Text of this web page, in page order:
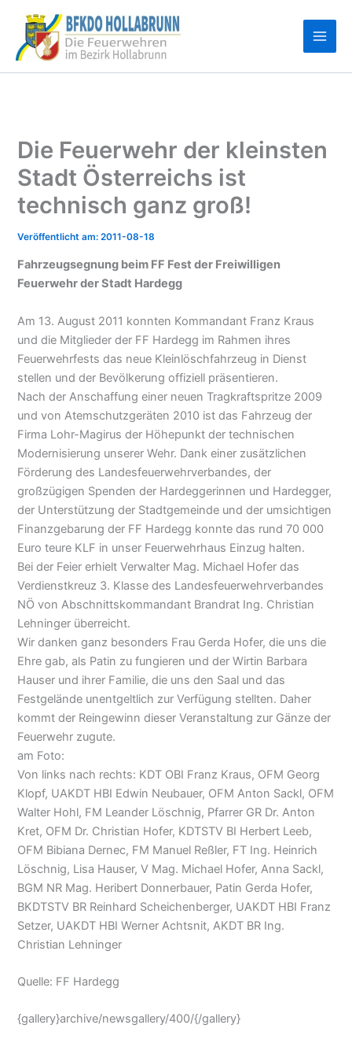
Inhalt
springen
Die Feuerwehr der kleinsten
Stadt Österreichs ist
technisch ganz groß!
2011-08-18
Fahrzeugsegnung beim FF Fest der Freiwilligen
Feuerwehr der Stadt Hardegg
Am 13. August 2011 konnten Kommandant Franz Kraus
und die Mitglieder der FF Hardegg im Rahmen ihres
Feuerwehrfests das neue Kleinlöschfahrzeug in Dienst
stellen und der Bevölkerung offiziell präsentieren.
Nach der Anschaffung einer neuen Tragkraftspritze 2009
und von Atemschutzgeräten 2010 ist das Fahrzeug der
Firma Lohr-Magirus der Höhepunkt der technischen
Modernisierung unserer Wehr. Dank einer zusätzlichen
Förderung des Landesfeuerwehrverbandes, der
großzügigen Spenden der Hardeggerinnen und Hardegger,
der Unterstützung der Stadtgemeinde und der umsichtigen
Finanzgebarung der FF Hardegg konnte das rund 70 000
Euro teure KLF in unser Feuerwehrhaus Einzug halten.
Bei der Feier erhielt Verwalter Mag. Michael Hofer das
Verdienstkreuz 3. Klasse des Landesfeuerwehrverbandes
NÖ von Abschnittskommandant Brandrat Ing. Christian
Lehninger überreicht.
Wir danken ganz besonders Frau Gerda Hofer, die uns die
Ehre gab, als Patin zu fungieren und der Wirtin Barbara
Hauser und ihrer Familie, die uns den Saal und das
Festgelände unentgeltlich zur Verfügung stellten. Daher
kommt der Reingewinn dieser Veranstaltung zur Gänze der
Feuerwehr zugute.
am Foto:
Von links nach rechts: KDT OBI Franz Kraus, OFM Georg
Klopf, UAKDT HBI Edwin Neubauer, OFM Anton Sackl, OFM
Walter Hohl, FM Leander Löschnig, Pfarrer GR Dr. Anton
Kret, OFM Dr. Christian Hofer, KDTSTV BI Herbert Leeb,
OFM Bibiana Dernec, FM Manuel Reßler, FT Ing. Heinrich
Löschnig, Lisa Hauser, V Mag. Michael Hofer, Anna Sackl,
BGM NR Mag. Heribert Donnerbauer, Patin Gerda Hofer,
BKDTSTV BR Reinhard Scheichenberger, UAKDT HBI Franz
Setzer, UAKDT HBI Werner Achtsnit, AKDT BR Ing.
Christian Lehninger
Quelle: FF Hardegg
{gallery}archive/newsgallery/400/{/gallery}